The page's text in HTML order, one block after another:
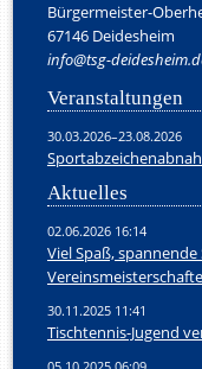
Bürgermeister-
67146 Deidesheim
info@tsg-
Veranstaltungen
30.03.2026–23.08.2026
Aktuelles
02.06.2026 16:14
Viel Spaß,
30.11.2025 11:41
Tischtennis-Jugend